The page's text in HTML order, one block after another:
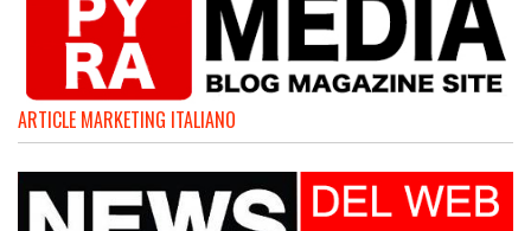
ARTICLE MARKETING ITALIANO